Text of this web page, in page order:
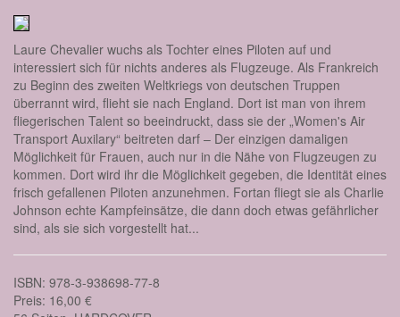
Laure Chevalier wuchs als Tochter eines Piloten auf und
interessiert sich für nichts anderes als Flugzeuge. Als Frankreich
zu Beginn des zweiten Weltkriegs von deutschen Truppen
überrannt wird, flieht sie nach England. Dort ist man von ihrem
fliegerischen Talent so beeindruckt, dass sie der „Women's Air
Transport Auxilary“ beitreten darf – Der einzigen damaligen
Möglichkeit für Frauen, auch nur in die Nähe von Flugzeugen zu
kommen. Dort wird ihr die Möglichkeit gegeben, die Identität eines
frisch gefallenen Piloten anzunehmen. Fortan fliegt sie als Charlie
Johnson echte Kampfeinsätze, die dann doch etwas gefährlicher
sind, als sie sich vorgestellt hat...
ISBN: 978-3-938698-77-8
Preis: 16,00 €